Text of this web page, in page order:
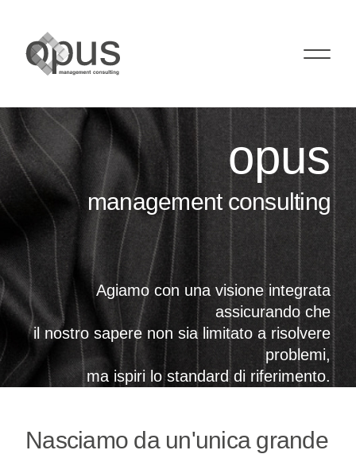
opus
management consulting
Agiamo con una visione integrata
assicurando che
il nostro sapere non sia limitato a risolvere
problemi,
ma ispiri lo standard di riferimento.
Nasciamo da un'unica grande